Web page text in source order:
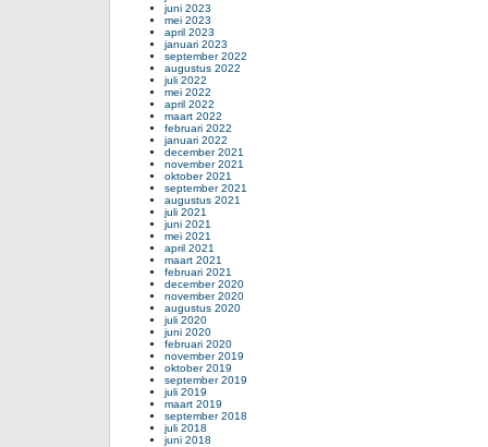
juni 2023
mei 2023
april 2023
januari 2023
september 2022
augustus 2022
juli 2022
mei 2022
april 2022
maart 2022
februari 2022
januari 2022
december 2021
november 2021
oktober 2021
september 2021
augustus 2021
juli 2021
juni 2021
mei 2021
april 2021
maart 2021
februari 2021
december 2020
november 2020
augustus 2020
juli 2020
juni 2020
februari 2020
november 2019
oktober 2019
september 2019
juli 2019
maart 2019
september 2018
juli 2018
juni 2018